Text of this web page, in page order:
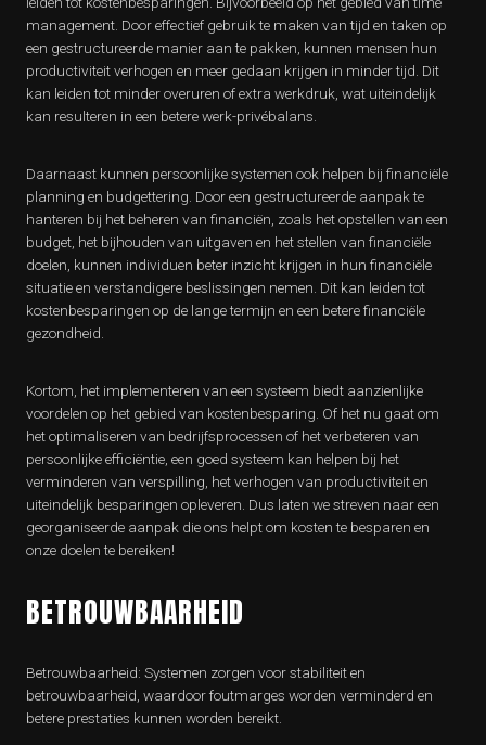
management. Door effectief gebruik te maken van tijd en taken op
een gestructureerde manier aan te pakken, kunnen mensen hun
productiviteit verhogen en meer gedaan krijgen in minder tijd. Dit
kan leiden tot minder overuren of extra werkdruk, wat uiteindelijk
kan resulteren in een betere werk-privébalans.
Daarnaast kunnen persoonlijke systemen ook helpen bij financiële
planning en budgettering. Door een gestructureerde aanpak te
hanteren bij het beheren van financiën, zoals het opstellen van een
budget, het bijhouden van uitgaven en het stellen van financiële
doelen, kunnen individuen beter inzicht krijgen in hun financiële
situatie en verstandigere beslissingen nemen. Dit kan leiden tot
kostenbesparingen op de lange termijn en een betere financiële
gezondheid.
Kortom, het implementeren van een systeem biedt aanzienlijke
voordelen op het gebied van kostenbesparing. Of het nu gaat om
het optimaliseren van bedrijfsprocessen of het verbeteren van
persoonlijke efficiëntie, een goed systeem kan helpen bij het
verminderen van verspilling, het verhogen van productiviteit en
uiteindelijk besparingen opleveren. Dus laten we streven naar een
georganiseerde aanpak die ons helpt om kosten te besparen en
onze doelen te bereiken!
BETROUWBAARHEID
Betrouwbaarheid: Systemen zorgen voor stabiliteit en
betrouwbaarheid, waardoor foutmarges worden verminderd en
betere prestaties kunnen worden bereikt.